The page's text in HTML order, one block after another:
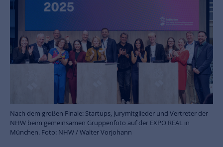
Nach dem großen Finale: Startups, Jurymitglieder und Vertreter der
NHW beim gemeinsamen Gruppenfoto auf der EXPO REAL in
München. Foto: NHW / Walter Vorjohann